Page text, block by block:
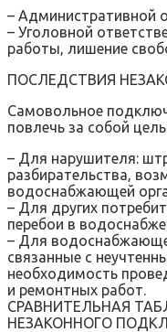
– Административной
– Уголовной
работы‚ лишение
ПОСЛЕДСТВИЯ
Самовольное
повлечь за собой
– Для нарушителя:
разбирательства‚
водоснабжающей
– Для других
перебои в
– Для
связанные с
необходимость
и ремонтных работ.
СРАВНИТЕЛЬНАЯ
НЕЗАКОННОГО